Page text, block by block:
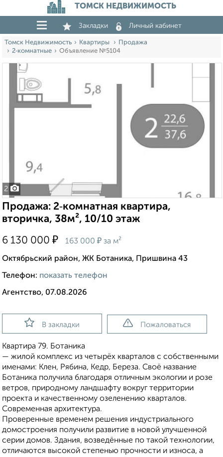
ТОМСК НЕДВИЖИМОСТЬ
Закладки Личный кабинет
Томск Недвижимость Квартиры
Продажа
2‑комнатные
Объявление №5104
2
Продажа: 2‑комнатная квартира,
вторичка, 38м², 10/10 этаж
6 130 000 ₽ 163 000 ₽ за м²
Октябрьский район, ЖК Ботаника, Пришвина 43
Телефон: показать телефон
Агентство, 07.08.2026
В закладки Пожаловаться
Квартира 79. Ботаника
— жилой комплекс из четырёх кварталов с собственными
именами: Клен, Рябина, Кедр, Береза. Своё название
Ботаника получила благодаря отличным экологии и розе
ветров, природному ландшафту вокруг территории
проекта и качественному озеленению кварталов.
Современная архитектура.
Проверенные временем решения индустриального
домостроения получили развитие в новой улучшенной
серии домов. Здания, возведённые по такой технологии,
отличаются высокой степенью прочности и износа, а